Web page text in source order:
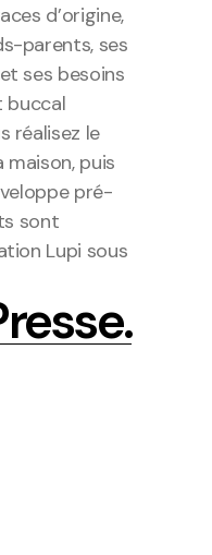
d’origine,
parents, ses
ses besoins
buccal
réalisez le
puis
pré-
sont
Lupi sous